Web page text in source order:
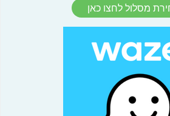
מסלול לחצו כאן